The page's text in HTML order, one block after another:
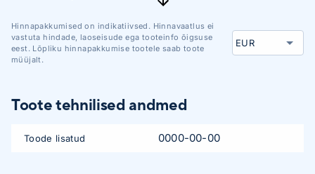
Hinnapakkumised on indikatiivsed. Hinnavaatlus ei
vastuta hindade, laoseisude ega tooteinfo õigsuse
eest. Lõpliku hinnapakkumise tootele saab toote
müüjalt.
Toote tehnilised andmed
Toode lisatud 0000-00-00